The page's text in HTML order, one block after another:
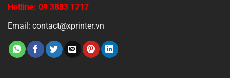
Hotline: 09 3883 1717
Email: contact@xprinter.vn